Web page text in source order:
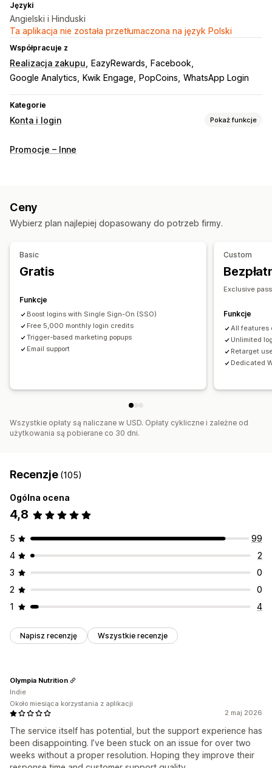
Języki
Angielski i Hinduski
Ta aplikacja nie została przetłumaczona na język Polski
Współpracuje z
Realizacja zakupu EazyRewards
Facebook
Google Analytics
Kwik Engage PopCoins WhatsApp Login
Kategorie
Konta i login Pokaż funkcje
Logowanie klienta
Zarządzanie kontem
Profile
Oznaczanie
Promocje – Inne
Ceny
Wybierz plan najlepiej dopasowany do potrzeb firmy.
Basic
Gratis
Funkcje
Boost logins with Single Sign-On (SSO)
Free 5,000 monthly login credits
Trigger-based marketing popups
Email support
Custom
Exclusive pass
Funkcje
All features
Unlimited
Retarget
Dedicated
Wszystkie opłaty są naliczane w USD. Opłaty cykliczne i zależne od
użytkowania są pobierane co 30 dni.
Recenzje (105)
Ogólna ocena
4,8
5
99
4
2
3
0
2
0
1
4
Napisz recenzję Wszystkie recenzje
2 maj 2026
The service itself has potential, but the support experience has
been disappointing. I’ve been stuck on an issue for over two
weeks without a proper resolution. Hoping they improve their
Olympia Nutrition
Indie
Około miesiąca korzystania z aplikacji